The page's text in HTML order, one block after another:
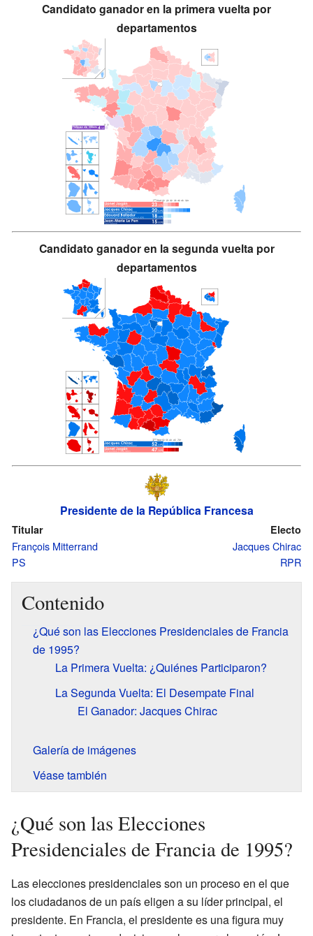
Candidato ganador en la primera vuelta por
departamentos
Candidato ganador en la segunda vuelta por
departamentos
Presidente de la República Francesa
Titular
François Mitterrand
PS
Electo
Jacques Chirac
RPR
Contenido
¿Qué son las Elecciones Presidenciales de Francia
de 1995?
La Primera Vuelta: ¿Quiénes Participaron?
La Segunda Vuelta: El Desempate Final
El Ganador: Jacques Chirac
Galería de imágenes
Véase también
¿Qué son las Elecciones
Presidenciales de Francia de 1995?
Las elecciones presidenciales son un proceso en el que
los ciudadanos de un país eligen a su líder principal, el
presidente. En Francia, el presidente es una figura muy